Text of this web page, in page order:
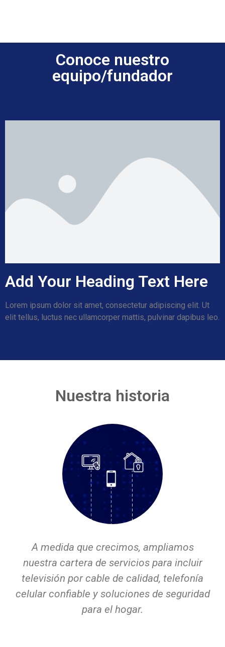
Conoce nuestro
equipo/fundador
Add Your Heading Text Here
Lorem ipsum dolor sit amet, consectetur adipiscing elit. Ut
elit tellus, luctus nec ullamcorper mattis, pulvinar dapibus leo.
Nuestra historia
A medida que crecimos, ampliamos
nuestra cartera de servicios para incluir
televisión por cable de calidad, telefonía
celular confiable y soluciones de seguridad
para el hogar.